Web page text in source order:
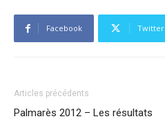
Facebook Twitter
Articles précédents
Palmarès 2012 – Les résultats